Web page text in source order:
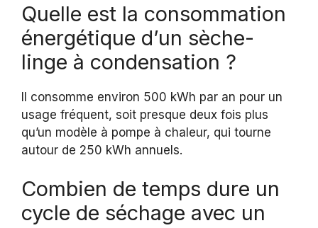
Quelle est la consommation
énergétique d’un sèche-
linge à condensation ?
Il consomme environ 500 kWh par an pour un
usage fréquent, soit presque deux fois plus
qu’un modèle à pompe à chaleur, qui tourne
autour de 250 kWh annuels.
Combien de temps dure un
cycle de séchage avec un